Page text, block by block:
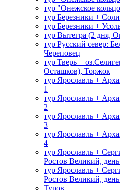
тур "Онежское
тур Березники +
тур Березники +
тур Вытегра (2 дня,
тур Русский север:
Череповец
тур Тверь +
Осташков), Торжок
тур Ярославль +
1
тур Ярославль +
2
тур Ярославль +
3
тур Ярославль +
4
тур Ярославль +
Ростов Великий, день
тур Ярославль +
Ростов Великий, день
Туров